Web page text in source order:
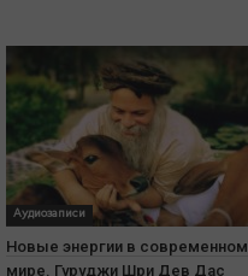
Аудиозаписи
Новые энергии в современном
мире. Гуруджи Шри Дев Дас